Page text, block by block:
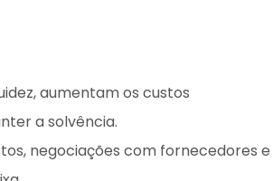
aumentam os custos
a solvência.
negociações com fornecedores e